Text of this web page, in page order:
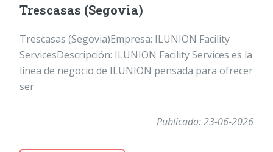
Trescasas (Segovia)
Trescasas (Segovia)Empresa: ILUNION Facility
ServicesDescripción: ILUNION Facility Services es la
línea de negocio de ILUNION pensada para ofrecer
ser
Publicado: 23-06-2026